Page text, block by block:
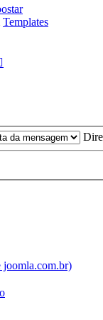
Templates
joomla.com.br)